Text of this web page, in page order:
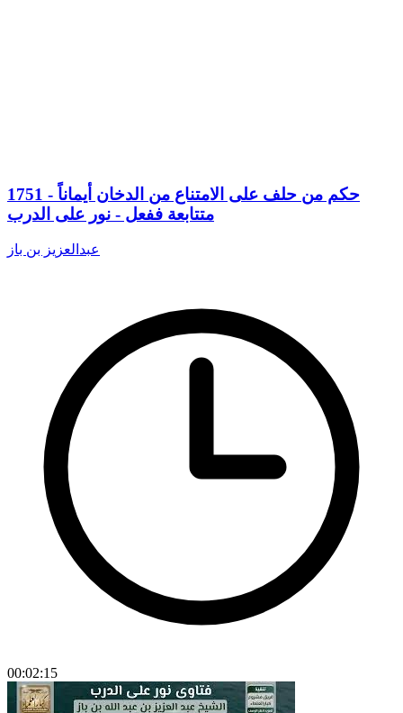
1751 - حكم من حلف على الامتناع من الدخان أيماناً
متتابعة ففعل - نور على الدرب
عبدالعزيز بن باز
00:02:15